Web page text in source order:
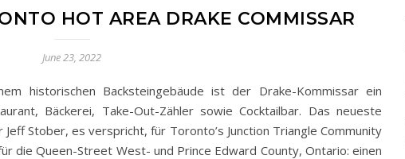
HOT AREA DRAKE COMMISSAR
June 23, 2022
historischen Backsteingebäude ist der Drake-Kommissar ein
Bäckerei, Take-Out-Zähler sowie Cocktailbar. Das neueste
Stober, es verspricht, für Toronto’s Junction Triangle Community
die Queen-Street West- und Prince Edward County, Ontario: einen